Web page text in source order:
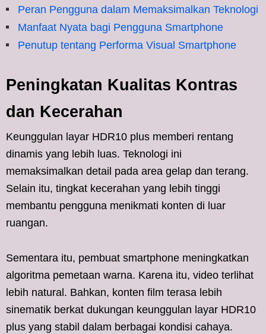
Peran Pengguna dalam Memaksimalkan Teknologi
Manfaat Nyata bagi Pengguna Smartphone
Penutup tentang Performa Visual Smartphone
Peningkatan Kualitas Kontras
dan Kecerahan
Keunggulan layar HDR10 plus memberi rentang
dinamis yang lebih luas. Teknologi ini
memaksimalkan detail pada area gelap dan terang.
Selain itu, tingkat kecerahan yang lebih tinggi
membantu pengguna menikmati konten di luar
ruangan.
Sementara itu, pembuat smartphone meningkatkan
algoritma pemetaan warna. Karena itu, video terlihat
lebih natural. Bahkan, konten film terasa lebih
sinematik berkat dukungan keunggulan layar HDR10
plus yang stabil dalam berbagai kondisi cahaya.